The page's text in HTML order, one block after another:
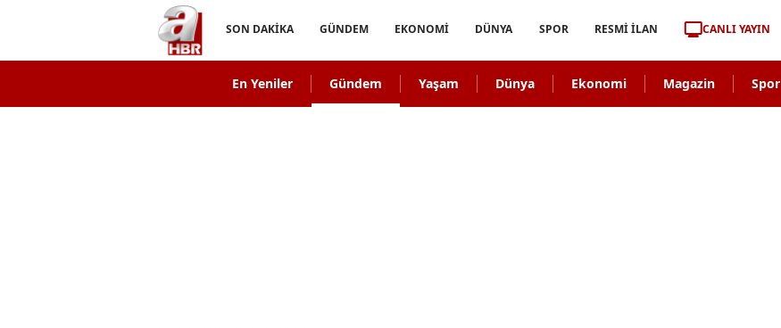
SON DAKİKA GÜNDEM EKONOMİ DÜNYA SPOR RESMİ İLAN CANLI YAYIN
En Yeniler Gündem Yaşam Dünya Ekonomi Magazin Spor